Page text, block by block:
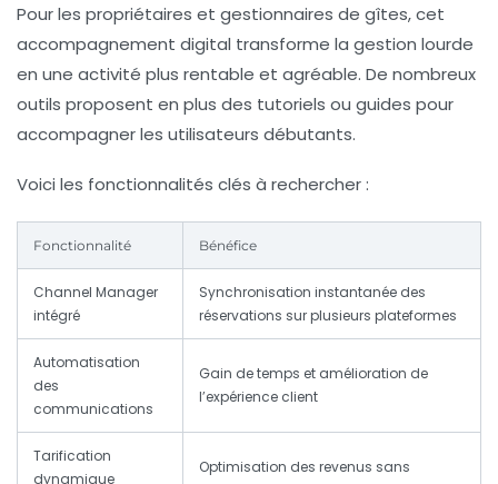
Pour les propriétaires et gestionnaires de gîtes, cet
accompagnement digital transforme la gestion lourde
en une activité plus rentable et agréable. De nombreux
outils proposent en plus des tutoriels ou guides pour
accompagner les utilisateurs débutants.
Voici les fonctionnalités clés à rechercher :
Fonctionnalité Bénéfice
Channel Manager
intégré
Synchronisation instantanée des
réservations sur plusieurs plateformes
Automatisation
des
communications
Gain de temps et amélioration de
l’expérience client
Tarification
dynamique
Optimisation des revenus sans